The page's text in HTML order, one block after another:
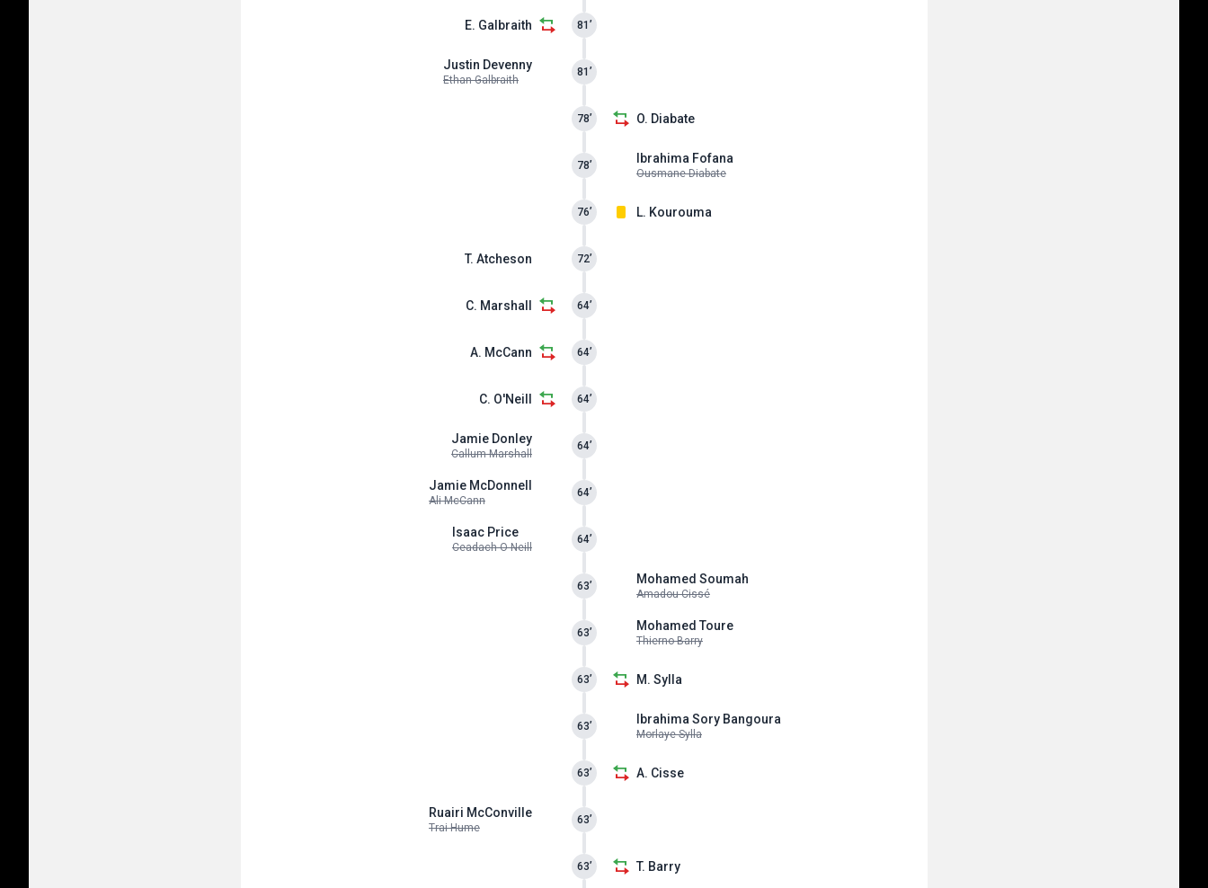
63’ T. Barry
Ruairi McConville
Trai Hume
63’
63’ A. Cisse
63’ Ibrahima Sory Bangoura
Morlaye Sylla
63’ M. Sylla
63’ Mohamed Toure
Thierno Barry
63’ Mohamed Soumah
Amadou Cissé
Isaac Price
Ceadach O Neill
64’
Jamie McDonnell
Ali McCann
64’
Jamie Donley
Callum Marshall
64’
C. O'Neill 64’
A. McCann 64’
C. Marshall 64’
T. Atcheson 72’
76’ L. Kourouma
78’ Ibrahima Fofana
Ousmane Diabate
78’ O. Diabate
Justin Devenny
Ethan Galbraith
81’
E. Galbraith 81’